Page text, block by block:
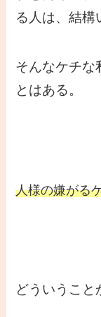
る人は、結構
そんなケチな
とはある。
人様の嫌がる
どういうこと